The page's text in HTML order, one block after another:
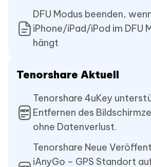
DFU Modus beenden,
iPhone/iPad/iPod im DFU
hängt
Tenorshare Aktuell
Tenorshare 4uKey
Entfernen des
ohne Datenverlust.
Tenorshare Neue
iAnyGo – GPS Standort